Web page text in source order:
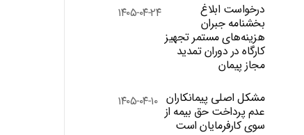
درخواست ابلاغ
بخشنامه جبران
هزینه‌های مستمر تجهیز
کارگاه در دوران تمدید
مجاز پیمان
۱۴۰۵-۰۴-۲۴
مشکل اصلی پیمانکاران
عدم پرداخت حق بیمه از
سوی کارفرمایان است
۱۴۰۵-۰۴-۱۰